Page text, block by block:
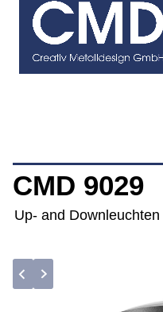
CMD 9029
Up- and Downleuchten